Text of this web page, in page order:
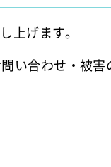
上げます。
い合わせ・被害